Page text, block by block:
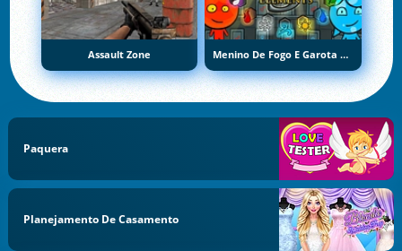
Assault Zone Menino De Fogo E Garota De Água 5: Elementos
Paquera
Planejamento De Casamento